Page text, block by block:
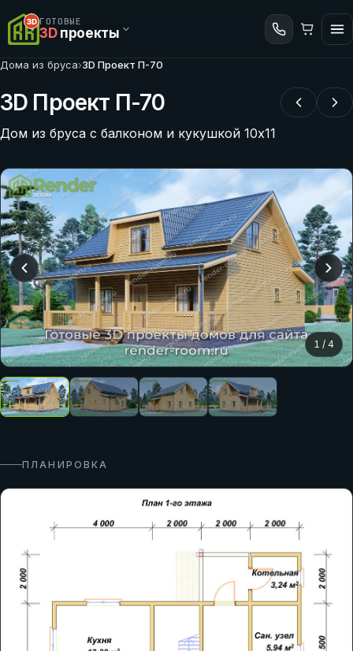
ГОТОВЫЕ
3Dпроекты
Дома из бруса›3D Проект П-70
3D Проект П-70
Дом из бруса с балконом и кукушкой 10х11
1 / 4
ПЛАНИРОВКА